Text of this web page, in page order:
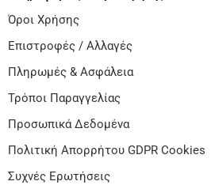
Όροι Χρήσης
Επιστροφές / Αλλαγές
Πληρωμές & Ασφάλεια
Τρόποι Παραγγελίας
Προσωπικά Δεδομένα
Πολιτική Απορρήτου GDPR Cookies
Συχνές Ερωτήσεις